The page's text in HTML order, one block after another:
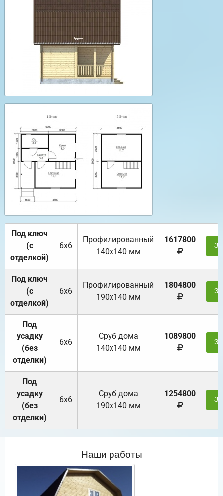
Под ключ
(с
отделкой)
6х6
Профилированный
140х140 мм
1617800
Под ключ
(с
отделкой)
6х6
Профилированный
190х140 мм
1804800
Под
усадку
(без
отделки)
6х6
Cруб дома
140х140 мм
1089800
Под
усадку
(без
отделки)
6х6
Cруб дома
190х140 мм
1254800
Наши работы